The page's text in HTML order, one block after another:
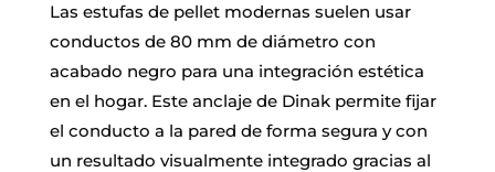
Las estufas de pellet modernas suelen usar
conductos de 80 mm de diámetro con
acabado negro para una integración estética
en el hogar. Este anclaje de Dinak permite fijar
el conducto a la pared de forma segura y con
un resultado visualmente integrado gracias al